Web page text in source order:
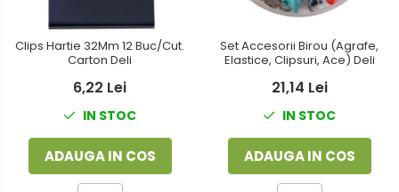
Clips Hartie 32Mm 12 Buc/Cut.
Carton Deli
6,22 Lei
IN STOC
ADAUGA IN COS
Set Accesorii Birou (Agrafe,
Elastice, Clipsuri, Ace) Deli
21,14 Lei
IN STOC
ADAUGA IN COS